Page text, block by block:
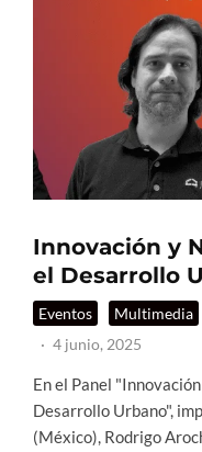
Innovación y
el Desarrollo
Eventos Multimedia
· 4 junio, 2025
En el Panel
Desarrollo Urbano",
(México), Rodrigo